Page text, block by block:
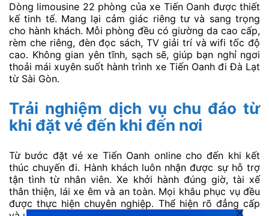
Dòng limousine 22 phòng của xe Tiến Oanh được thiết
kế tinh tế. Mang lại cảm giác riêng tư và sang trọng
cho hành khách. Mỗi phòng đều có giường da cao cấp,
rèm che riêng, đèn đọc sách, TV giải trí và wifi tốc độ
cao. Không gian yên tĩnh, sạch sẽ, giúp bạn nghỉ ngơi
thoải mái xuyên suốt hành trình xe Tiến Oanh đi Đà Lạt
từ Sài Gòn.
Trải nghiệm dịch vụ chu đáo từ
khi đặt vé đến khi đến nơi
Từ bước đặt vé xe Tiến Oanh online cho đến khi kết
thúc chuyến đi. Hành khách luôn nhận được sự hỗ trợ
tận tình từ nhân viên. Xe khởi hành đúng giờ, tài xế
thân thiện, lái xe êm và an toàn. Mọi khâu phục vụ đều
được thực hiện chuyên nghiệp. Thể hiện rõ đẳng cấp